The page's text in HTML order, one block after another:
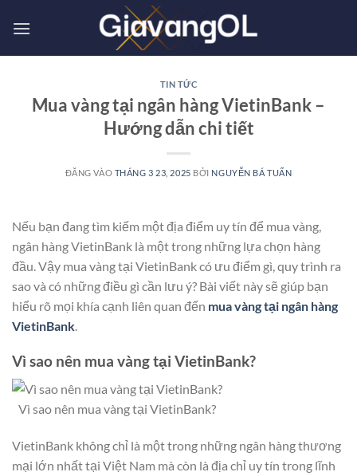
qua
TIN TỨC
Mua vàng tại ngân hàng VietinBank –
Hướng dẫn chi tiết
ĐĂNG VÀO THÁNG 3 23, 2025 BỞI NGUYỄN BÁ TUẤN
Nếu bạn đang tìm kiếm một địa điểm uy tín để mua vàng,
ngân hàng VietinBank là một trong những lựa chọn hàng
đầu. Vậy mua vàng tại VietinBank có ưu điểm gì, quy trình ra
sao và có những điều gì cần lưu ý? Bài viết này sẽ giúp bạn
hiểu rõ mọi khía cạnh liên quan đến mua vàng tại ngân hàng
VietinBank
Vì sao nên mua vàng tại VietinBank?
Vì sao nên mua vàng tại VietinBank?
VietinBank không chỉ là một trong những ngân hàng thương
mại lớn nhất tại Việt Nam mà còn là địa chỉ uy tín trong lĩnh